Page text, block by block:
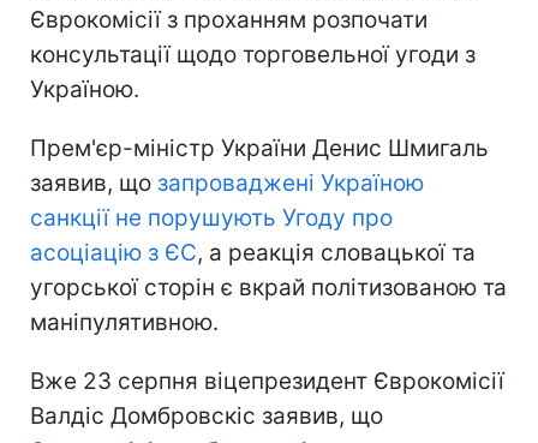
Єврокомісії з проханням розпочати
консультації щодо торговельної угоди з
Україною.
Прем'єр-міністр України Денис Шмигаль
заявив, що запроваджені Україною
санкції не порушують Угоду про
асоціацію з ЄС, а реакція словацької та
угорської сторін є вкрай політизованою та
маніпулятивною.
Вже 23 серпня віцепрезидент Єврокомісії
Валдіс Домбровскіс заявив, що